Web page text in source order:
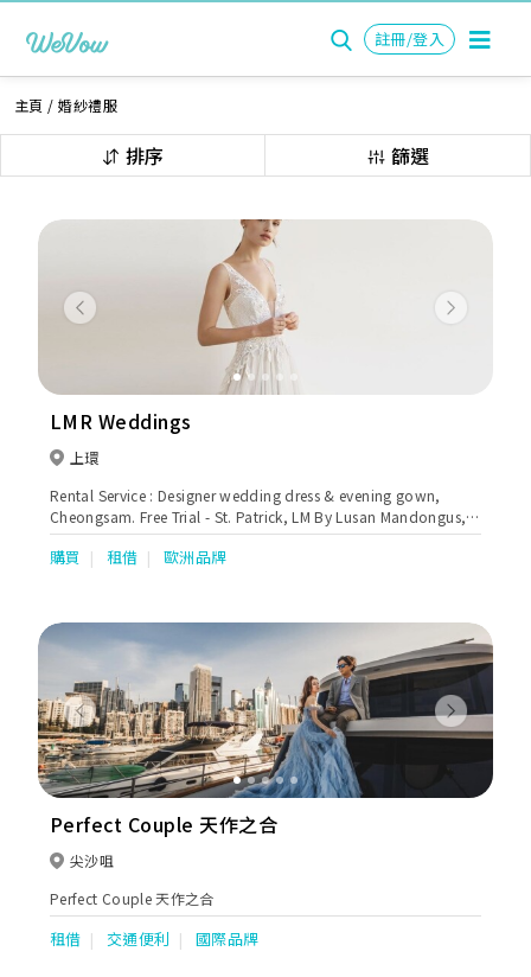
註冊/登入
主頁 /婚紗禮服
排序 篩選
Previous Next
LMR Weddings
上環
Rental Service : Designer wedding dress & evening gown,
Cheongsam. Free Trial - St. Patrick, LM By Lusan Mandongus,
Mistrelli, Louise Sposa, Rosa Clara, Atelier Lyanna and More.
購買 租借 歐洲品牌
Previous Next
Perfect Couple 天作之合
尖沙咀
Perfect Couple 天作之合
租借 交通便利 國際品牌